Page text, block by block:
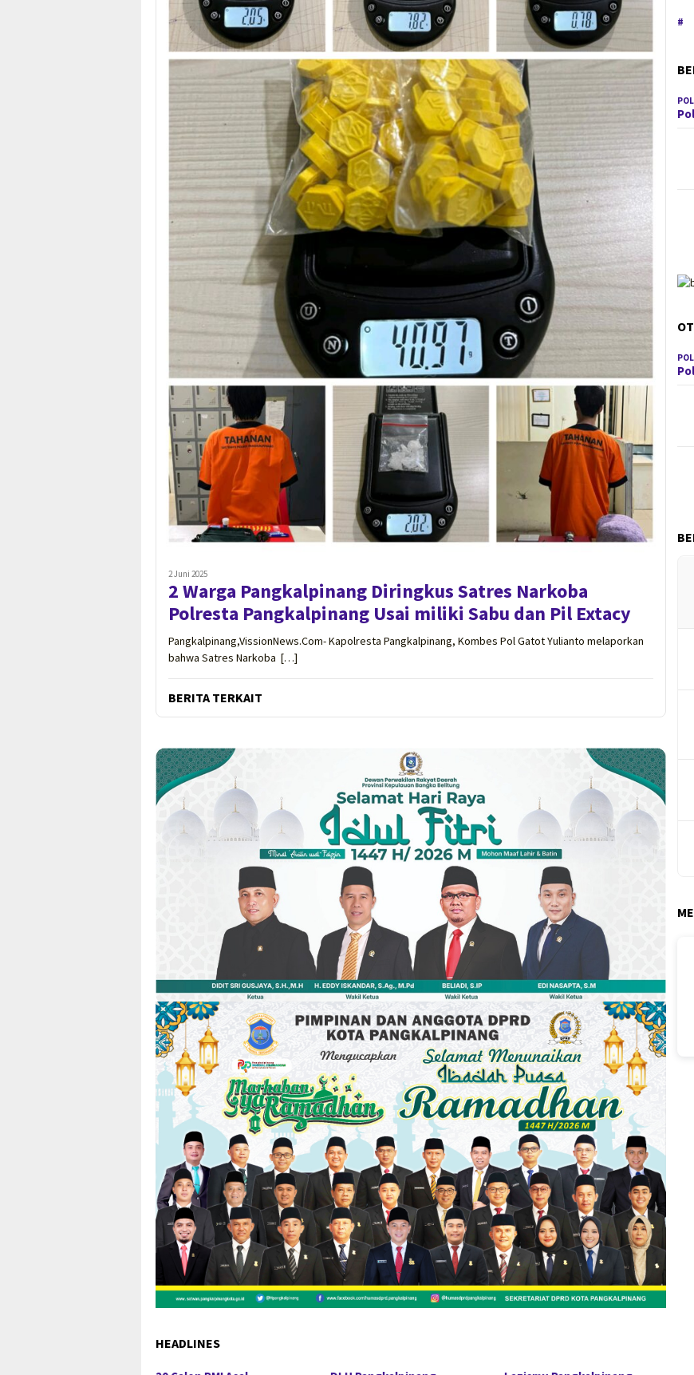
2 Juni 2025
2 Warga Pangkalpinang Diringkus Satres Narkoba
Polresta Pangkalpinang Usai miliki Sabu dan Pil Extacy
Pangkalpinang,VissionNews.Com- Kapolresta Pangkalpinang, Kombes Pol Gatot Yulianto melaporkan
bahwa Satres Narkoba […]
BERITA TERKAIT
HEADLINES